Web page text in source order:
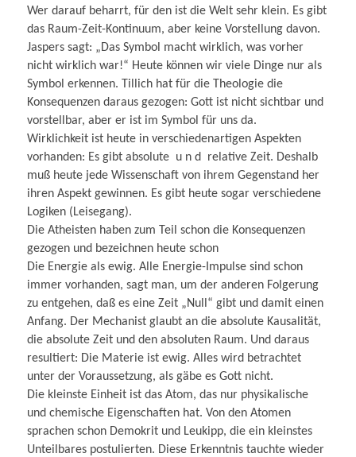
Wer darauf beharrt, für den ist die Welt sehr klein. Es gibt
das Raum-Zeit-Kontinuum, aber keine Vorstellung davon.
Jaspers sagt: „Das Symbol macht wirklich, was vorher
nicht wirklich war!“ Heute können wir viele Dinge nur als
Symbol erkennen. Tillich hat für die Theologie die
Konsequenzen daraus gezogen: Gott ist nicht sichtbar und
vorstellbar, aber er ist im Symbol für uns da.
Wirklichkeit ist heute in verschiedenartigen Aspekten
vorhanden: Es gibt absolute u n d relative Zeit. Deshalb
muß heute jede Wissenschaft von ihrem Gegenstand her
ihren Aspekt gewinnen. Es gibt heute sogar verschiedene
Logiken (Leisegang).
Die Atheisten haben zum Teil schon die Konsequenzen
gezogen und bezeichnen heute schon
Die Energie als ewig. Alle Energie-Impulse sind schon
immer vorhanden, sagt man, um der anderen Folgerung
zu entgehen, daß es eine Zeit „Null“ gibt und damit einen
Anfang. Der Mechanist glaubt an die absolute Kausalität,
die absolute Zeit und den absoluten Raum. Und daraus
resultiert: Die Materie ist ewig. Alles wird betrachtet
unter der Voraussetzung, als gäbe es Gott nicht.
Die kleinste Einheit ist das Atom, das nur physikalische
und chemische Eigenschaften hat. Von den Atomen
sprachen schon Demokrit und Leukipp, die ein kleinstes
Unteilbares postulierten. Diese Erkenntnis tauchte wieder